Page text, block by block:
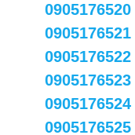
0905176520
0905176521
0905176522
0905176523
0905176524
0905176525